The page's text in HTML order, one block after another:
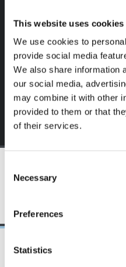
This website uses cookies
We use cookies to
provide social media
We also share information
our social media,
may combine it with other
provided to them or that
of their services.
Selection
Necessary
Preferences
Statistics
notre
S'inscrire en cliquant
contenu